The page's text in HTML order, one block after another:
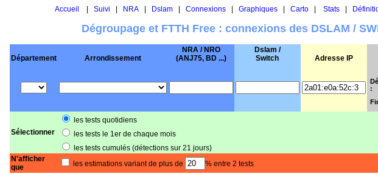
Accueil Suivi NRA| Dslam| Connexions| Graphiques| Carto| Stats|
Dégroupage et FTTH Free : connexions des DSLAM /
Département Arrondissement
NRA / NRO
(ANJ75, BD ...)
Dslam /
Switch
Adresse IP
:
Sélectionner
les tests quotidiens
les tests le 1er de chaque mois
les tests cumulés (détections sur 21 jours)
N'afficher
que
les estimations variant de plus de % entre 2 tests